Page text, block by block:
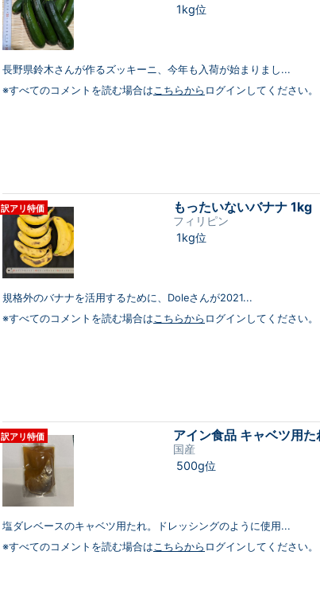
1kg位
長野県鈴木さんが作るズッキーニ、今年も入荷が始まりまし...
※すべてのコメントを読む場合はこちらから ログインしてください。
訳アリ特価 もったいないバナナ 1kg
フィリピン
1kg位
規格外のバナナを活用するために、Doleさんが2021...
※すべてのコメントを読む場合はこちらから ログインしてください。
訳アリ特価 アイン食品 キャベツ用
国産
500g位
塩ダレベースのキャベツ用たれ。ドレッシングのように使用...
※すべてのコメントを読む場合はこちらから ログインしてください。